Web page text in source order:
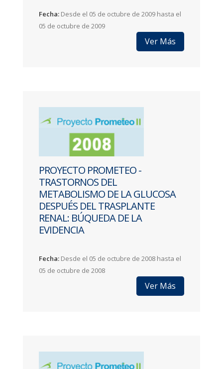
Fecha: Desde el 05 de octubre de 2009 hasta el
05 de octubre de 2009
Ver Más
PROYECTO PROMETEO -
TRASTORNOS DEL
METABOLISMO DE LA GLUCOSA
DESPUÉS DEL TRASPLANTE
RENAL: BÚQUEDA DE LA
EVIDENCIA
Fecha: Desde el 05 de octubre de 2008 hasta el
05 de octubre de 2008
Ver Más